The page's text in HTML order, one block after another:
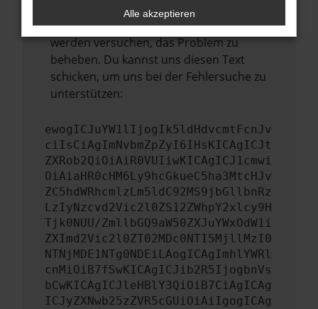
Wenn du alle oben genannten Schritte
versucht hast, kontaktiere uns bitte. Wir
werden versuchen, das Problem zu
beheben. Du kannst uns diesen Text
schicken, um uns bei der Fehlersuche zu
unterstützen:
ewogICJuYW1lIjogIk5ldHdvcmtFcnJv
ciIsCiAgImNvbmZpZyI6IHsKICAgICJt
ZXRob2QiOiAiR0VUIiwKICAgICJ1cmwi
OiAiaHR0cHM6Ly9hcGkueC5ha3MtcHJv
ZC5hdWRhcmlzLm5ldC92MS9jbGllbnRz
LzIyNzcvd2Vic2l0ZS12ZWhpY2xlcy9H
Tjk0NUU/ZmllbGQ9aW50ZXJuYWxOdW1i
ZXImd2Vic2l0ZT02MDc0NTI5MjllMzI0
NTNjMDE1NTg0NDEiLAogICAgImhlYWRl
cnMiOiB7fSwKICAgICJib2R5IjogbnVs
bCwKICAgICJleHBlY3QiOiB7CiAgICAg
ICJyZXNwb25zZVR5cGUiOiAiIgogICAg
Alle akzeptieren